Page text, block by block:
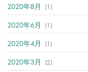
2020年8月 (1)
2020年6月 (1)
2020年4月 (1)
2020年3月 (2)